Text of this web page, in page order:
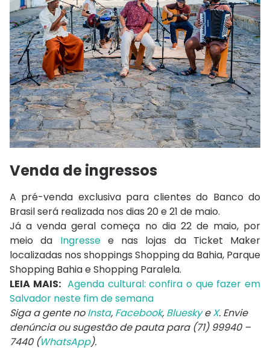
Venda de ingressos
A pré-venda exclusiva para clientes do Banco do
Brasilserá realizada nos dias 20 e 21 de maio.
Já a venda geral começa no dia 22 de maio, por
meio da Ingressee nas lojas da Ticket Maker
localizadas nos shoppings Shopping da Bahia, Parque
Shopping BahiaeShopping Paralela.
LEIA MAIS:Agenda cultural: confira o que fazer em
Salvador neste fim de semana
Siga a gente noInsta, Facebook, BlueskyeX. Envie
denúncia ou sugestão de pauta para (71) 99940 –
7440 (WhatsApp).